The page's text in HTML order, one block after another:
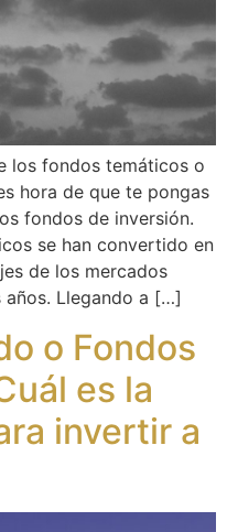
los fondos temáticos o
hora de que te pongas
fondos de inversión.
se han convertido en
de los mercados
Llegando a […]
o Fondos
es la
invertir a